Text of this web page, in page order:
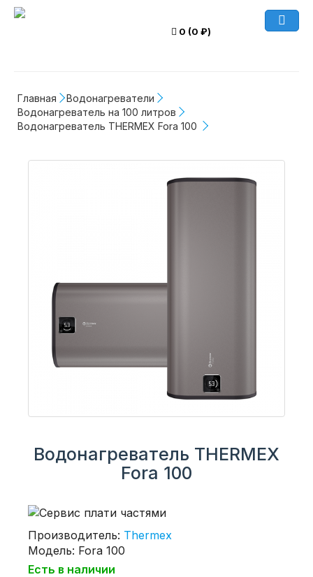
0 (0 ₽)
Главная
Водонагреватели
Водонагреватель на 100 литров
Водонагреватель THERMEX Fora 100
Водонагреватель THERMEX
Fora 100
Производитель: Thermex
Модель: Fora 100
Есть в наличии